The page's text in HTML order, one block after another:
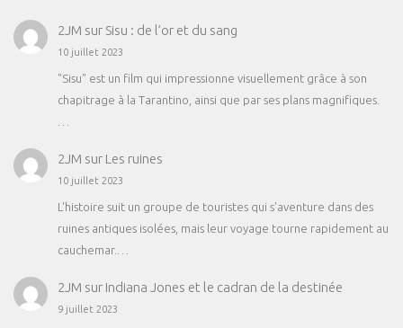
2JM sur Sisu : de l’or et du sang
10 juillet 2023
"Sisu" est un film qui impressionne visuellement grâce à son
chapitrage à la Tarantino, ainsi que par ses plans magnifiques.
2JM sur Les ruines
10 juillet 2023
L'histoire suit un groupe de touristes qui s'aventure dans des
ruines antiques isolées, mais leur voyage tourne rapidement au
cauchemar.…
2JM sur Indiana Jones et le cadran de la destinée
9 juillet 2023